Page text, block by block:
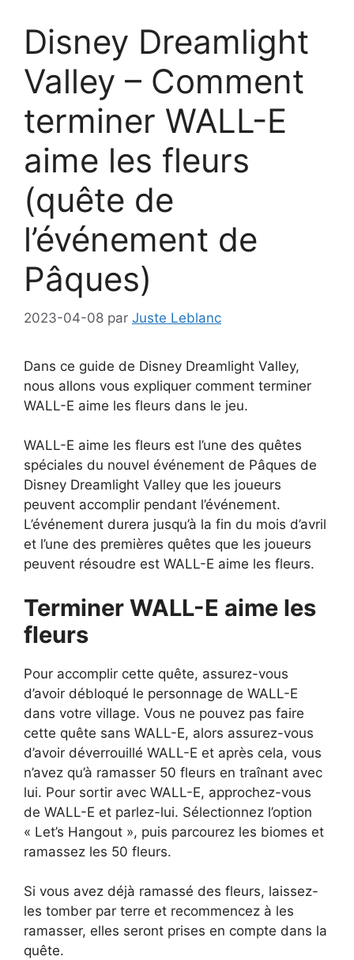
Disney Dreamlight
Valley – Comment
terminer WALL-E
aime les fleurs
(quête de
l’événement de
Pâques)
2023-04-08 par Juste Leblanc
Dans ce guide de Disney Dreamlight Valley,
nous allons vous expliquer comment terminer
WALL-E aime les fleurs dans le jeu.
WALL-E aime les fleurs est l’une des quêtes
spéciales du nouvel événement de Pâques de
Disney Dreamlight Valley que les joueurs
peuvent accomplir pendant l’événement.
L’événement durera jusqu’à la fin du mois d’avril
et l’une des premières quêtes que les joueurs
peuvent résoudre est WALL-E aime les fleurs.
Terminer WALL-E aime les
fleurs
Pour accomplir cette quête, assurez-vous
d’avoir débloqué le personnage de WALL-E
dans votre village. Vous ne pouvez pas faire
cette quête sans WALL-E, alors assurez-vous
d’avoir déverrouillé WALL-E et après cela, vous
n’avez qu’à ramasser 50 fleurs en traînant avec
lui. Pour sortir avec WALL-E, approchez-vous
de WALL-E et parlez-lui. Sélectionnez l’option
« Let’s Hangout », puis parcourez les biomes et
ramassez les 50 fleurs.
Si vous avez déjà ramassé des fleurs, laissez-
les tomber par terre et recommencez à les
ramasser, elles seront prises en compte dans la
quête.